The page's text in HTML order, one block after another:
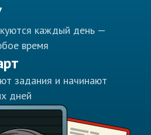
каждый день —
время
задания и начинают
дней